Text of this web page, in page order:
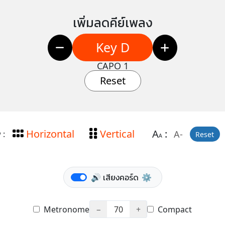
เพิ่มลดคีย์เพลง
Key D
CAPO 1
Reset
: Horizontal Vertical AA: A- Reset
🔊 เสียงคอร์ด ⚙️
Metronome − 70 + Compact